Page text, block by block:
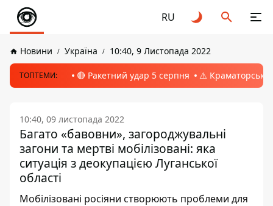
RU
Новини Україна 10:40, 9 Листопада 2022
ТОПТЕМИ: 🔴 Ракетний удар 5 серпня ⚠️ Краматорськ,
10:40, 09 листопада 2022
Багато «бавовни», загороджувальні
загони та мертві мобілізовані: яка
ситуація з деокупацією Луганської
області
Мобілізовані росіяни створюють проблеми для